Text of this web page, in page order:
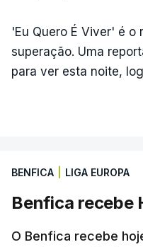
'Eu Quero É Viver' é
superação. Uma
para ver esta noite,
BENFICA LIGA EUROPA
Benfica recebe
O Benfica recebe